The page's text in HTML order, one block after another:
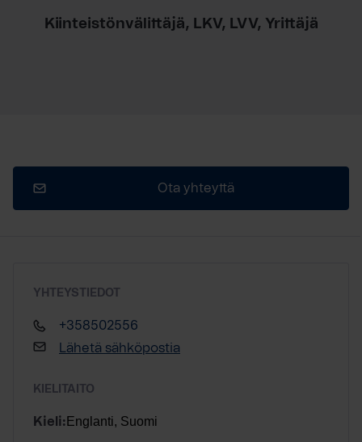
Kiinteistönvälittäjä, LKV, LVV, Yrittäjä
Ota yhteyttä
YHTEYSTIEDOT
+358502556
Lähetä sähköpostia
KIELITAITO
Kieli: Englanti, Suomi